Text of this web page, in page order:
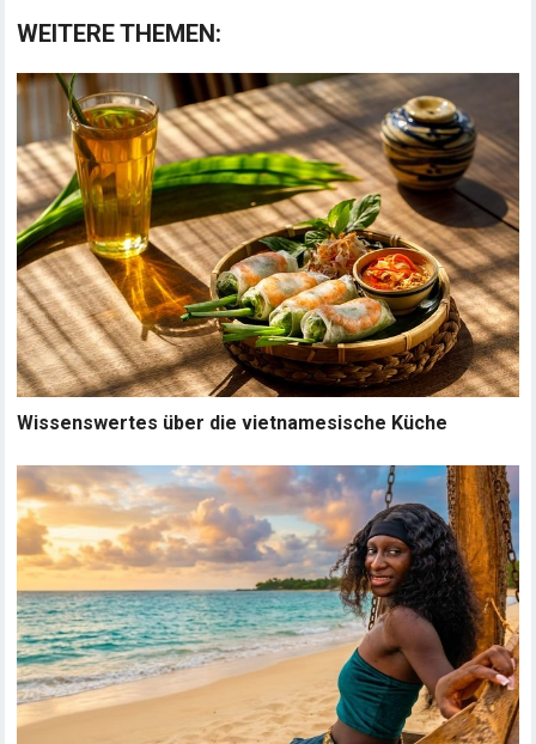
WEITERE THEMEN:
Wissenswertes über die vietnamesische Küche